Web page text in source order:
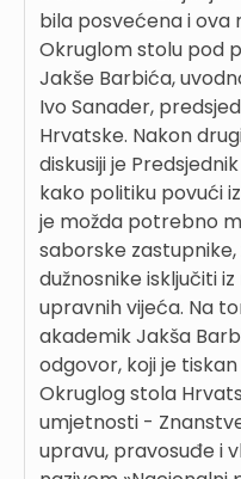
bila posvećena i ova
Okruglom stolu pod
Jakše Barbića,
Ivo Sanader,
Hrvatske. Nakon
diskusiji je
kako politiku povući
je možda potrebno
saborske
dužnosnike isključiti
upravnih vijeća. Na
akademik Jakša
odgovor, koji je
Okruglog stola
umjetnosti -
upravu, pravosuđe i